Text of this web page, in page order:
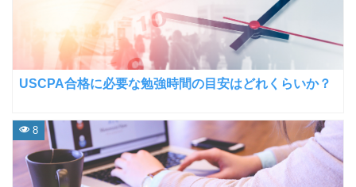
USCPA合格に必要な勉強時間の目安はどれくらいか？
8